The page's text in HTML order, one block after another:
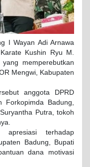
I Wayan Adi Arnawa
Kushin Ryu M.
memperebutkan
Mengwi, Kabupaten
anggota DPRD
Forkopimda Badung,
Putra, tokoh
apresiasi terhadap
Badung, Bupati
dana motivasi